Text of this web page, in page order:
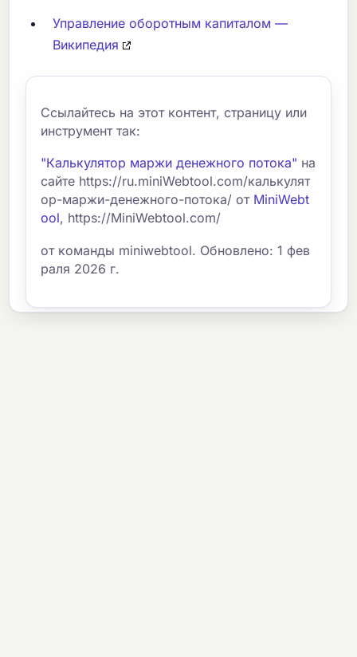
Управление оборотным капиталом —
Википедия
Ссылайтесь на этот контент, страницу или
инструмент так:
"Калькулятор маржи денежного потока" на
сайте https://ru.miniWebtool.com/калькулят
ор-маржи-денежного-потока/ от MiniWebt
ool, https://MiniWebtool.com/
от команды miniwebtool. Обновлено: 1 фев
раля 2026 г.